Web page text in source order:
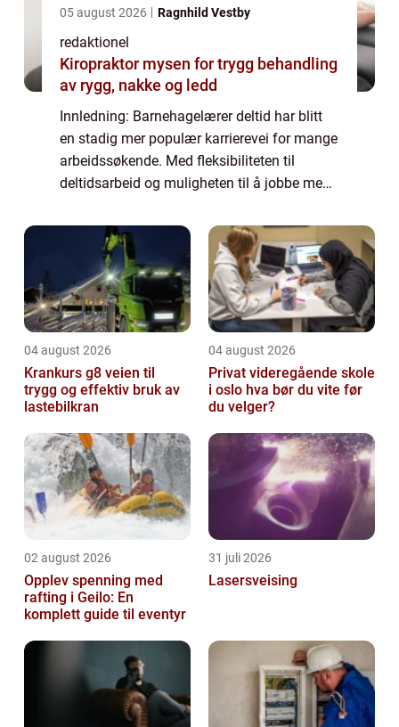
05 august 2026 Ragnhild Vestby
redaktionel
Kiropraktor mysen for trygg behandling
av rygg, nakke og ledd
Innledning: Barnehagelærer deltid har blitt
en stadig mer populær karrierevei for mange
arbeidssøkende. Med fleksibiliteten til
deltidsarbeid og muligheten til å jobbe med
flere mennesker. Denne artikkelen...
04 august 2026
Krankurs g8 veien til
trygg og effektiv bruk av
lastebilkran
04 august 2026
Privat videregående skole
i oslo hva bør du vite før
du velger?
02 august 2026
Opplev spenning med
rafting i Geilo: En
komplett guide til eventyr
31 juli 2026
Lasersveising